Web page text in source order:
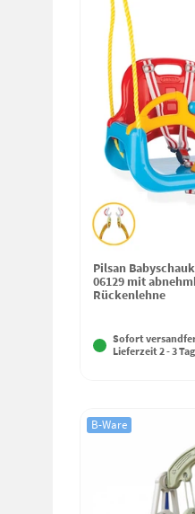
Pilsan
06129 mit
Rückenlehne
Sofort
Lieferzeit 2 - 3
B-Ware